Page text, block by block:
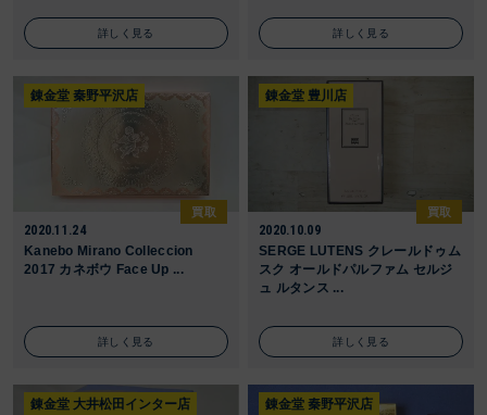
詳しく見る 詳しく見る
錬金堂 秦野平沢店
買取
2020.11.24
Kanebo Mirano Colleccion
2017 カネボウ Face Up ...
詳しく見る
錬金堂 豊川店
買取
2020.10.09
SERGE LUTENS クレールドゥム
スク オールドパルファム セルジ
ュ ルタンス ...
詳しく見る
錬金堂 大井松田インター店 錬金堂 秦野平沢店